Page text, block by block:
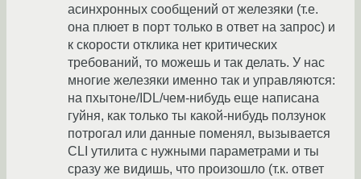
асинхронных сообщений от железяки (т.е.
она плюет в порт только в ответ на запрос) и
к скорости отклика нет критических
требований, то можешь и так делать. У нас
многие железяки именно так и управляются:
на пхытоне/IDL/чем-нибудь еще написана
гуйня, как только ты какой-нибудь ползунок
потрогал или данные поменял, вызывается
CLI утилита с нужными параметрами и ты
сразу же видишь, что произошло (т.к. ответ